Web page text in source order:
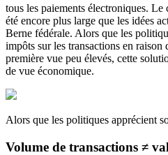
tous les paiements électroniques.
été encore plus large que les idées
Berne fédérale. Alors que les
impôts sur les transactions en raison
première vue peu élevés, cette
de vue économique.
Alors que les politiques apprécient
Volume de transactions ≠